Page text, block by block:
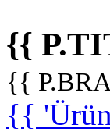
{{
{{
{{